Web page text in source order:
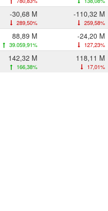
-30,68 M
289,50%
-110,32 M
259,58%
88,89 M
39.059,91%
-24,20 M
127,23%
142,32 M
166,38%
118,11 M
17,01%